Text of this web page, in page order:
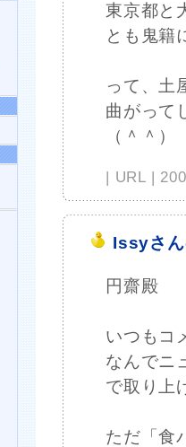
東京都と
とも鬼籍
って、土
曲がって
（＾＾）
| URL |
Issyさ
円齋殿
いつもコ
なんでニ
で取り上
ただ「食